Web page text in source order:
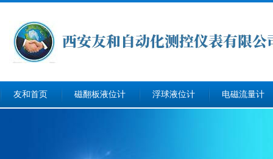
友和首页 磁翻板液位计 浮球液位计 电磁流量计